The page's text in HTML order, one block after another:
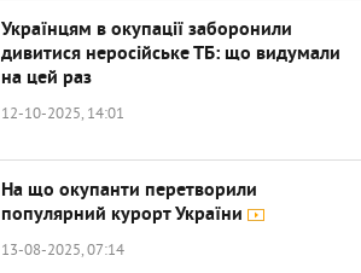
Українцям в окупації заборонили
дивитися неросійське ТБ: що видумали
на цей раз
12-10-2025, 14:01
На що окупанти перетворили
популярний курорт України
13-08-2025, 07:14